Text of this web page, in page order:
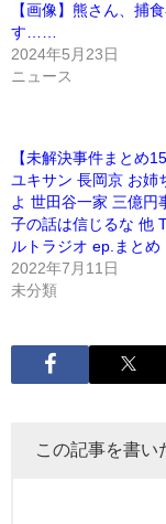
【画像】熊さん、捕
す……
2024年5月23日
ニュース
【未解決事件まとめ
ユキサン 長岡京 お姉
よ 世田谷一家 三億円
子の話は信じるな 他
ルトラジオ ep.まとめ
2022年7月11日
未分類
この記事を書い